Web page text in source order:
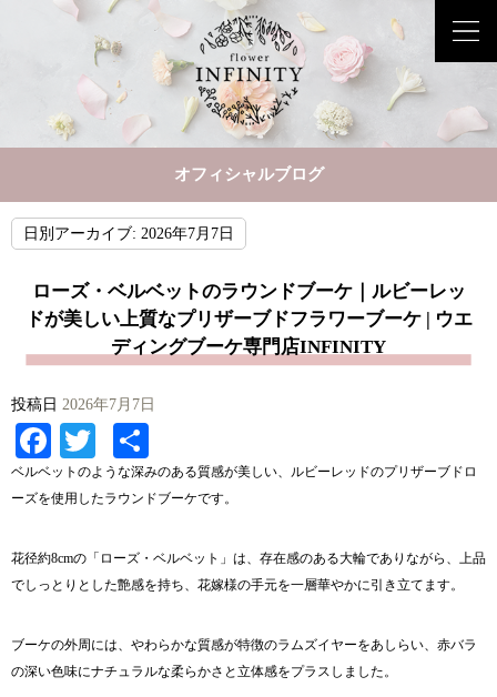
オフィシャルブログ
日別アーカイブ: 2026年7月7日
ローズ・ベルベットのラウンドブーケ｜ルビーレッ
ドが美しい上質なプリザーブドフラワーブーケ | ウエ
ディングブーケ専門店INFINITY
投稿日 2026年7月7日
Facebook
Twitter
有
ベルベットのような深みのある質感が美しい、ルビーレッドのプリザーブドロ
ーズを使用したラウンドブーケです。
花径約8cmの「ローズ・ベルベット」は、存在感のある大輪でありながら、上品
でしっとりとした艶感を持ち、花嫁様の手元を一層華やかに引き立てます。
ブーケの外周には、やわらかな質感が特徴のラムズイヤーをあしらい、赤バラ
の深い色味にナチュラルな柔らかさと立体感をプラスしました。